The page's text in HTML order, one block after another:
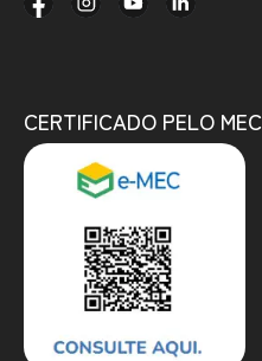
CERTIFICADO PELO MEC